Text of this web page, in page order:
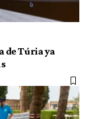
de Túria ya